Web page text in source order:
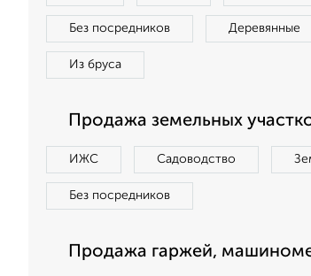
Без посредников Деревянные
Из бруса
Продажа земельных
ИЖС Садоводство
Без посредников
Продажа гаржей,